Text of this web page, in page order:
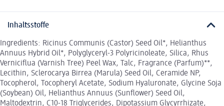
Inhaltsstoffe
Ingredients: Ricinus Communis (Castor) Seed Oil*, Helianthus
Annuus Hybrid Oil*, Polyglyceryl-3 Polyricinoleate, Silica, Rhus
Verniciflua (Varnish Tree) Peel Wax, Talc, Fragrance (Parfum)**,
Lecithin, Sclerocarya Birrea (Marula) Seed Oil, Ceramide NP,
Tocopherol, Tocopheryl Acetate, Sodium Hyaluronate, Glycine Soja
(Soybean) Oil, Helianthus Annuus (Sunflower) Seed Oil,
Maltodextrin, C10-18 Triglycerides, Dipotassium Glycyrrhizate,